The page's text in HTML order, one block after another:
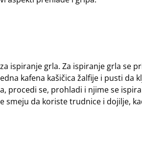
ispiranje grla. Za ispiranje grla se
kafena kašičica žalfije i pusti da
procedi se, prohladi i njime se
smeju da koriste trudnice i dojilje,